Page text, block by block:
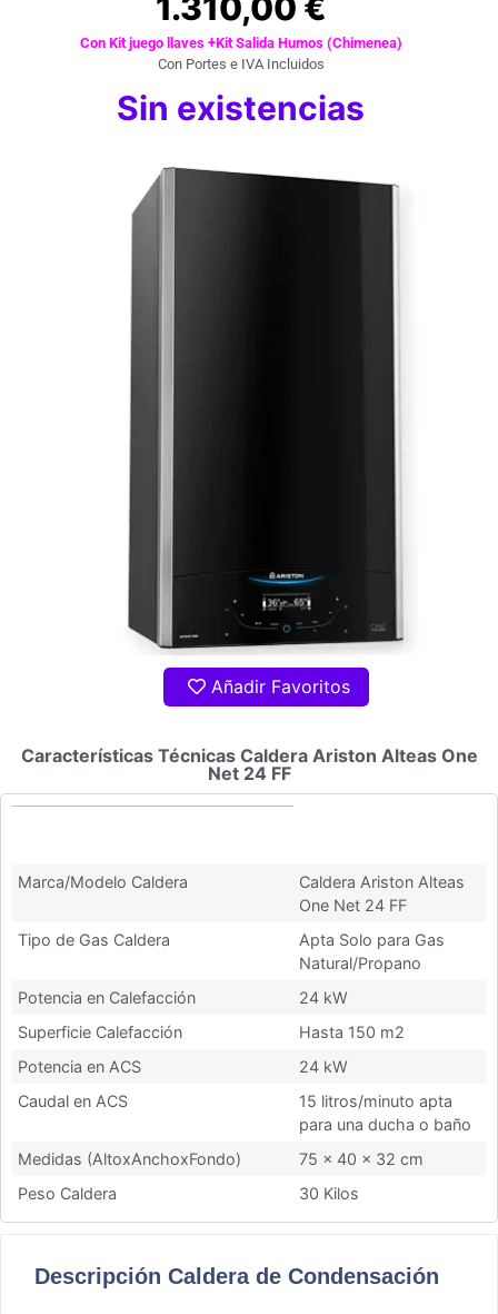
Con Kit juego llaves +Kit Salida Humos (Chimenea)
Con Portes e IVA Incluidos
Sin existencias
Añadir Favoritos
Características Técnicas Caldera Ariston Alteas One
Net 24 FF
Marca/Modelo Caldera
Caldera Ariston Alteas
One Net 24 FF
Tipo de Gas Caldera
Apta Solo para Gas
Natural/Propano
Potencia en Calefacción
24 kW
Superficie Calefacción
Hasta 150 m2
Potencia en ACS
24 kW
Caudal en ACS
15 litros/minuto apta
para una ducha o baño
Medidas (AltoxAnchoxFondo)
75 x 40 x 32 cm
Peso Caldera
30 Kilos
Descripción Caldera de Condensación